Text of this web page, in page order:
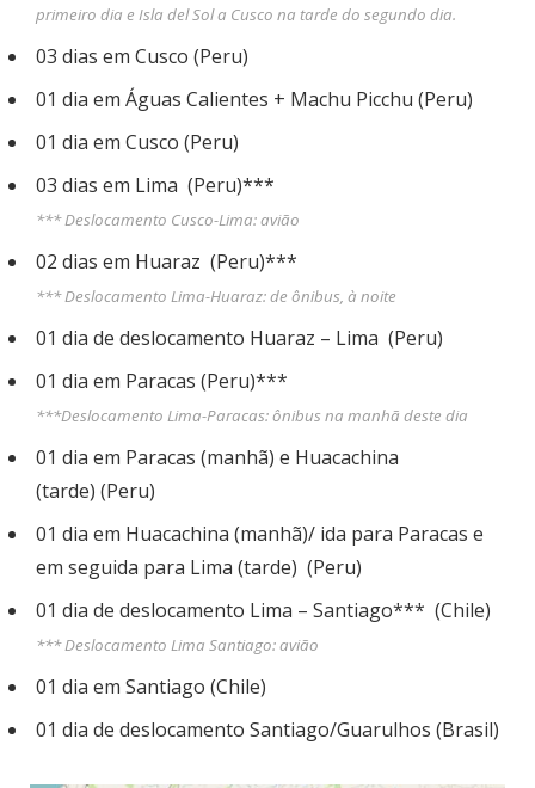
primeiro dia e Isla del Sol a Cusco na tarde do segundo dia.
03 dias em Cusco (Peru)
01 dia em Águas Calientes + Machu Picchu (Peru)
01 dia em Cusco (Peru)
03 dias em Lima (Peru)***
*** Deslocamento Cusco-Lima: avião
02 dias em Huaraz (Peru)***
*** Deslocamento Lima-Huaraz: de ônibus, à noite
01 dia de deslocamento Huaraz – Lima (Peru)
01 dia em Paracas (Peru)***
***Deslocamento Lima-Paracas: ônibus na manhã deste dia
01 dia em Paracas (manhã) e Huacachina
(tarde) (Peru)
01 dia em Huacachina (manhã)/ ida para Paracas e
em seguida para Lima (tarde) (Peru)
01 dia de deslocamento Lima – Santiago*** (Chile)
*** Deslocamento Lima Santiago: avião
01 dia em Santiago (Chile)
01 dia de deslocamento Santiago/Guarulhos (Brasil)